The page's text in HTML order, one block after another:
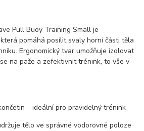
Pull Buoy Training Small je
pomáháposílit svaly horní části těla
. Ergonomický tvar umožňujeizolovat
na paže a zefektivnit trénink, to vše v
– ideální pro pravidelný trénink
tělo ve správné vodorovné poloze